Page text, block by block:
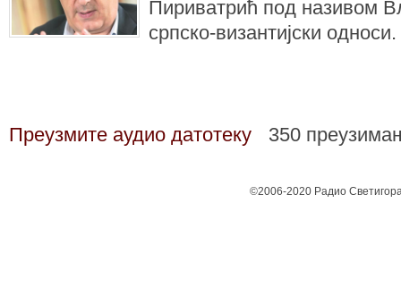
Пириватрић под називом
српско-византијски односи.
Преузмите аудио датотеку 350
©2006-2020 Радио